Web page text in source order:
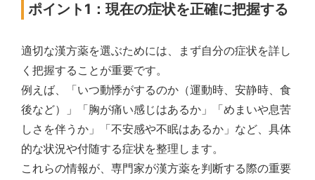
ポイント1：現在の症状を正確に把握する
適切な漢方薬を選ぶためには、まず自分の症状を詳し
く把握することが重要です。
例えば、「いつ動悸がするのか（運動時、安静時、食
後など）」「胸が痛い感じはあるか」「めまいや息苦
しさを伴うか」「不安感や不眠はあるか」など、具体
的な状況や付随する症状を整理します。
これらの情報が、専門家が漢方薬を判断する際の重要